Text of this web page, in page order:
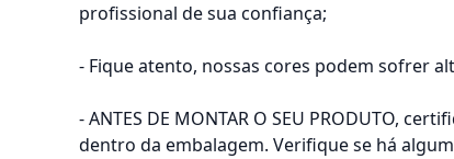
profissional de sua confiança;
- Fique atento, nossas cores podem sofrer
- ANTES DE MONTAR O SEU PRODUTO,
dentro da embalagem. Verifique se há